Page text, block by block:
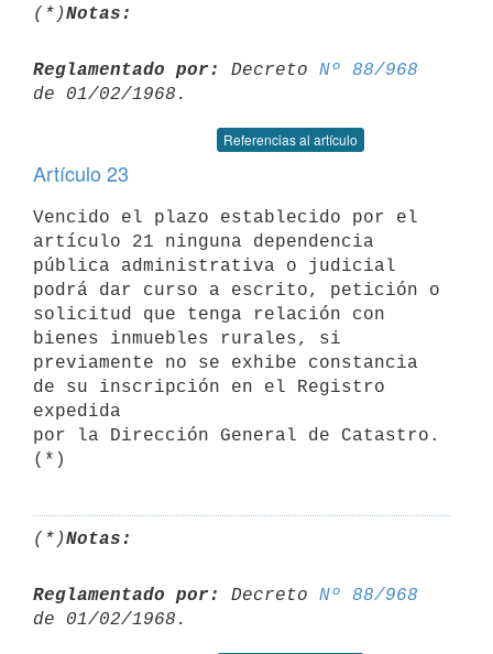
(*)Notas:
Reglamentado por: Decreto Nº 88/968
Referencias al artículo
Artículo 23
Vencido el plazo establecido por el
artículo 21 ninguna dependencia
pública administrativa o judicial
podrá dar curso a escrito, petición o
solicitud que tenga relación con
bienes inmuebles rurales, si
previamente no se exhibe constancia
de su inscripción en el Registro
expedida
por la Dirección General de Catastro.
(*)Notas:
Reglamentado por: Decreto Nº 88/968